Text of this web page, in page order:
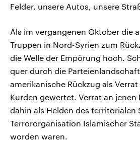
Felder, unsere Autos, unsere
Als im vergangenen Oktober die
Truppen in Nord-Syrien zum
die Welle der Empörung hoch.
quer durch die
amerikanische Rückzug als
Kurden gewertet. Verrat an jenen
dahin als Helden des territorialen
Terrororganisation Islamischer
worden waren.